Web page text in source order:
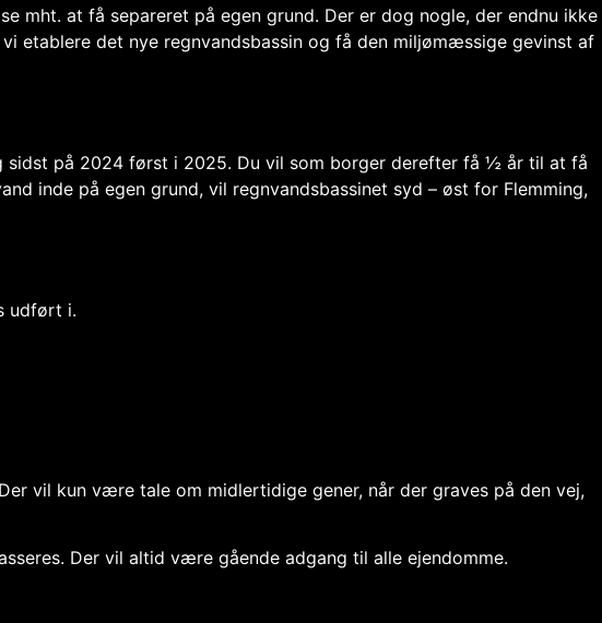
mht. at få separeret på egen grund. Der er dog nogle, der endnu ikke
etablere det nye regnvandsbassin og få den miljømæssige gevinst af
sidst på 2024 først i 2025. Du vil som borger derefter få ½ år til at få
inde på egen grund, vil regnvandsbassinet syd – øst for Flemming,
udført i.
vil kun være tale om midlertidige gener, når der graves på den vej,
Der vil altid være gående adgang til alle ejendomme.